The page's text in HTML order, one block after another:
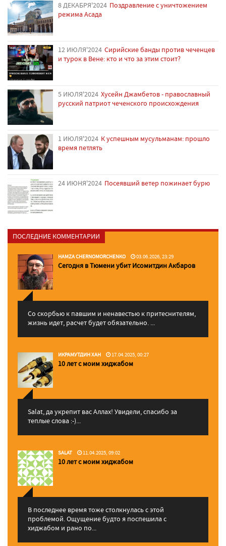
8 ДЕКАБРЯ'2024 Поздравление с уничтожением
режима Асада
12 ИЮЛЯ'2024 Сирийские банды против чеченцев
и турок в Вене: кто и что за этим стоит?
5 ИЮЛЯ'2024 Хусейн Джамбетов - православный
русский патриот чеченского происхождения
1 ИЮЛЯ'2024 К успешным мусульманам: прошло
время петлять
24 ИЮНЯ'2024 Посеявший ветер пожинает бурю
ПОСЛЕДНИЕ КОММЕНТАРИИ
HAMZA CHERNOMORCHENKO 03.06.2026, 23:29
Сегодня в Тюмени убит Исомитдин Акбаров
Со скорбью к павшим и ненавестью к притеснителям,
жизнь идет, расчет будет обязательно. ...
ИКРАМУТДИН ХАН 17.04.2025, 00:27
10 лет с моим хиджабом
Salat, да укрепит вас Аллаx! Увидели, спасибо за
теплые слова :-)...
SALAT 11.04.2025, 09:02
10 лет с моим хиджабом
В последнее время тоже столкнулась с этой
проблемой. Ощущение будто я поспешила с
хиджабом и рано по...